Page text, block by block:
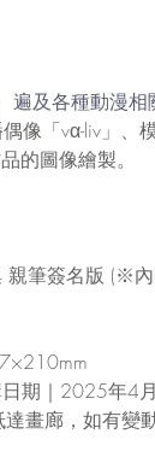
及各種動漫相
偶像「vα-liv
的圖像繪製。
親筆簽名版 (※
日期｜2025年4
畫廊，如有變